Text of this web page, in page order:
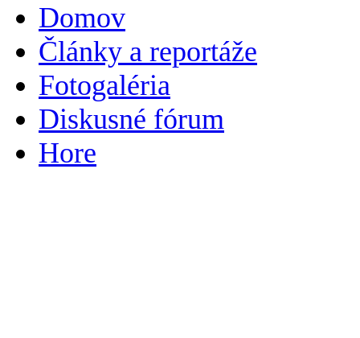
Domov
Články a reportáže
Fotogaléria
Diskusné fórum
Hore